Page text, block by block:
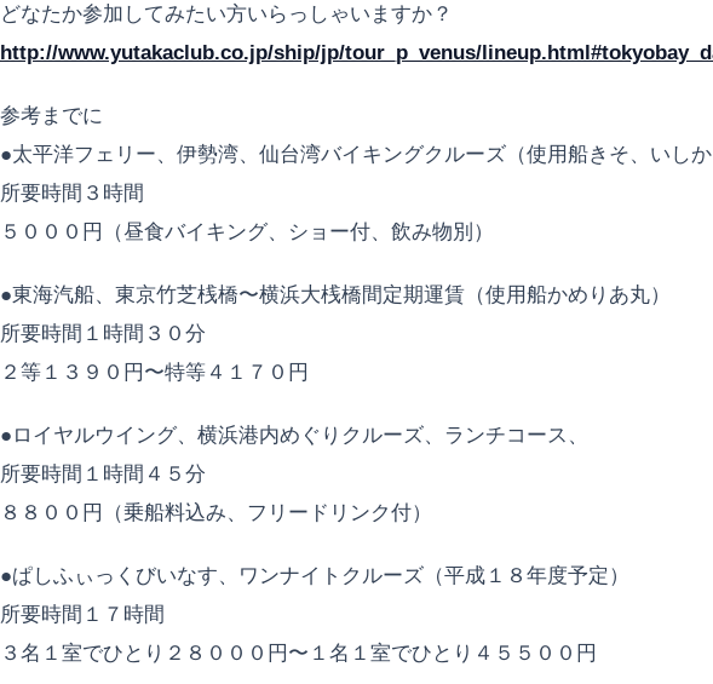
どなたか参加してみたい方いらっしゃいますか？
http://www.yutakaclub.co.jp/ship/jp/tour_p_venus/
参考までに
●太平洋フェリー、伊勢湾、仙台湾バイキングクルーズ（使用船きそ、いしか
所要時間３時間
５０００円（昼食バイキング、ショー付、飲み物別）
●東海汽船、東京竹芝桟橋〜横浜大桟橋間定期運賃（使用船かめりあ丸）
所要時間１時間３０分
２等１３９０円〜特等４１７０円
●ロイヤルウイング、横浜港内めぐりクルーズ、ランチコース、
所要時間１時間４５分
８８００円（乗船料込み、フリードリンク付）
●ぱしふぃっくびいなす、ワンナイトクルーズ（平成１８年度予定）
所要時間１７時間
３名１室でひとり２８０００円〜１名１室でひとり４５５００円